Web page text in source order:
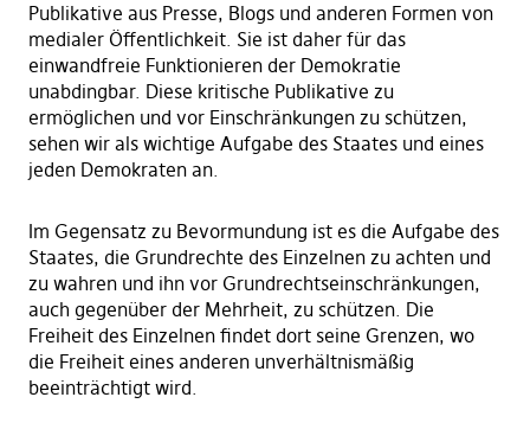
Publikative aus Presse, Blogs und anderen Formen von
medialer Öffentlichkeit. Sie ist daher für das
einwandfreie Funktionieren der Demokratie
unabdingbar. Diese kritische Publikative zu
ermöglichen und vor Einschränkungen zu schützen,
sehen wir als wichtige Aufgabe des Staates und eines
jeden Demokraten an.
Im Gegensatz zu Bevormundung ist es die Aufgabe des
Staates, die Grundrechte des Einzelnen zu achten und
zu wahren und ihn vor Grundrechtseinschränkungen,
auch gegenüber der Mehrheit, zu schützen. Die
Freiheit des Einzelnen findet dort seine Grenzen, wo
die Freiheit eines anderen unverhältnismäßig
beeinträchtigt wird.